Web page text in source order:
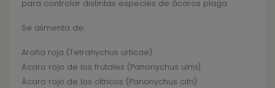
para controlar distintas especies de ácaros plaga.
Se alimenta de:
Araña roja (Tetranychus urticae)
Ácaro rojo de los frutales (Panonychus ulmi)
Ácaro rojo de los cítricos (Panonychus citri)